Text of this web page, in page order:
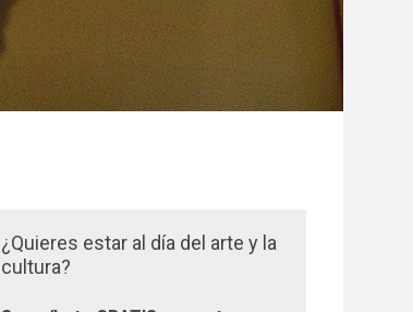
¿Quieres estar al día del arte y la
cultura?